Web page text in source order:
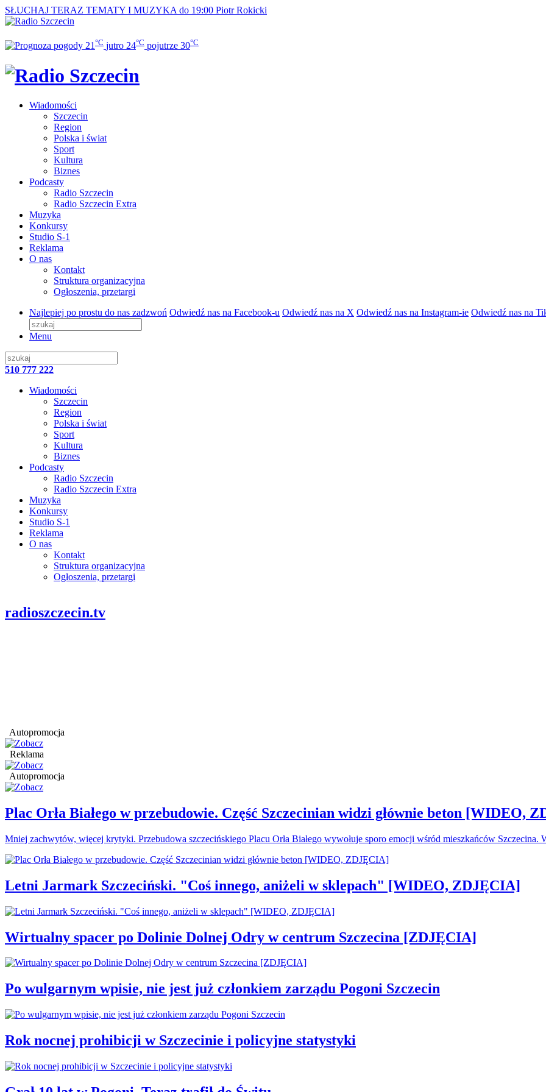
SŁUCHAJ TERAZ TEMATY I MUZYKA do 19:00 Piotr Rokicki
21 °C jutro 24°C pojutrze 30°C
Wiadomości
Szczecin
Region
Polska i świat
Sport
Kultura
Biznes
Podcasty
Radio Szczecin
Radio Szczecin Extra
Muzyka
Konkursy
Studio S-1
Reklama
O nas
Kontakt
Struktura organizacyjna
Ogłoszenia, przetargi
Najlepiej po prostu do nas zadzwoń Odwiedź nas na Facebook-u Odwiedź nas na X Odwiedź nas na Instagram-ie Odwiedź nas na
Menu
510 777 222
Wiadomości
Szczecin
Region
Polska i świat
Sport
Kultura
Biznes
Podcasty
Radio Szczecin
Radio Szczecin Extra
Muzyka
Konkursy
Studio S-1
Reklama
O nas
Kontakt
Struktura organizacyjna
Ogłoszenia, przetargi
radioszczecin.tv
Autopromocja
Reklama
Autopromocja
Plac Orła Białego w przebudowie. Część Szczecinian widzi głównie beton [WIDEO,
Mniej zachwytów, więcej krytyki. Przebudowa szczecińskiego Placu Orła Białego wywołuje sporo emocji wśród mieszkańców Szczecina.
Letni Jarmark Szczeciński. "Coś innego, aniżeli w sklepach" [WIDEO, ZDJĘCIA]
Wirtualny spacer po Dolinie Dolnej Odry w centrum Szczecina [ZDJĘCIA]
Po wulgarnym wpisie, nie jest już członkiem zarządu Pogoni Szczecin
Rok nocnej prohibicji w Szczecinie i policyjne statystyki